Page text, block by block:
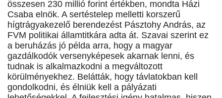
összesen 230 millió forint értékben, mondta Házi
Csaba elnök. A sertéstelep melletti korszerű
hígtrágyakezelő berendezést Pásztohy András, az
FVM politikai államtitkára adta át. Szavai szerint ez
a beruházás jó példa arra, hogy a magyar
gazdálkodók versenyképesek akarnak lenni, és
tudnak is alkalmazkodni a megváltozott
körülményekhez. Belátták, hogy távlatokban kell
gondolkodni, és élniük kell a pályázati